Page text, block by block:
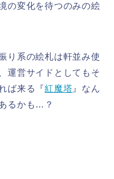
の変化を待つのみの絵
り系の絵札は軒並み使
運営サイドとしてもそ
ば来る『紅魔塔 』なん
るかも…？